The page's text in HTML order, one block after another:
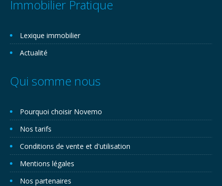
Immobilier Pratique
Lexique immobilier
Actualité
Qui somme nous
Pourquoi choisir Novemo
Nos tarifs
Conditions de vente et d'utilisation
Mentions légales
Nos partenaires